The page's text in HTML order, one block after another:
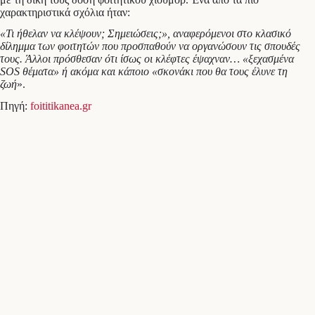
χαρακτηριστικά σχόλια ήταν:
«Τι ήθελαν να κλέψουν; Σημειώσεις;», αναφερόμενοι στο κλασικό
δίλημμα των φοιτητών που προσπαθούν να οργανώσουν τις σπουδές
τους. Άλλοι πρόσθεσαν ότι ίσως οι κλέφτες έψαχναν… «ξεχασμένα
SOS θέματα» ή ακόμα και κάποιο «σκονάκι που θα τους έλυνε τη
ζωή».
Πηγή: foititikanea.gr